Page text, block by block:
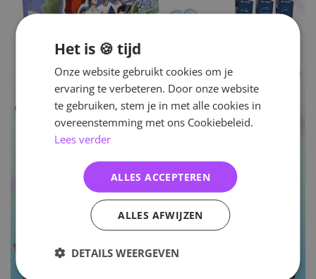
Het is 🍪 tijd
Onze website gebruikt cookies om je
ervaring te verbeteren. Door onze website
te gebruiken, stem je in met alle cookies in
overeenstemming met ons Cookiebeleid.
Lees verder
ALLES ACCEPTEREN
ALLES AFWIJZEN
DETAILS WEERGEVEN